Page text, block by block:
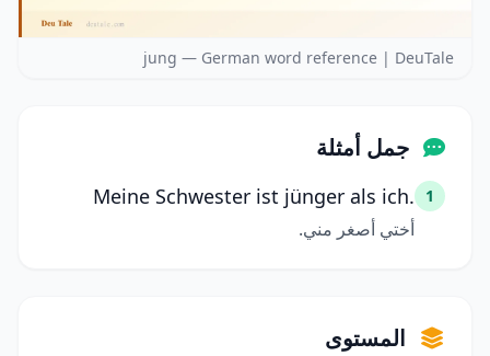
jung — German word reference | DeuTale
جمل أمثلة
1
Meine Schwester ist jünger als ich.
أختي أصغر مني.
المستوى